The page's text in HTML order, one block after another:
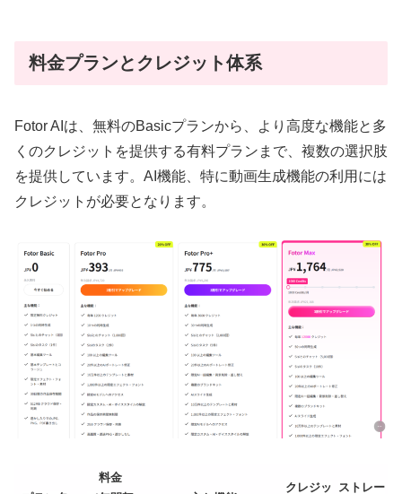
料金プランとクレジット体系
Fotor AIは、無料のBasicプランから、より高度な機能と多
くのクレジットを提供する有料プランまで、複数の選択肢
を提供しています。AI機能、特に動画生成機能の利用には
クレジットが必要となります。
料金
クレジッ ストレー